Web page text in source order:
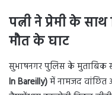
पत्नी ने प्रेमी के
मौत के घाट
सुभाषनगर पुलिस के मुताबिक
In Bareilly)में नामजद वांछित